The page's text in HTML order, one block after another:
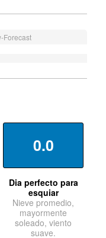
Forecast
0.0
Dia perfecto para
esquiar
Nieve promedio,
mayormente
soleado, viento
suave.